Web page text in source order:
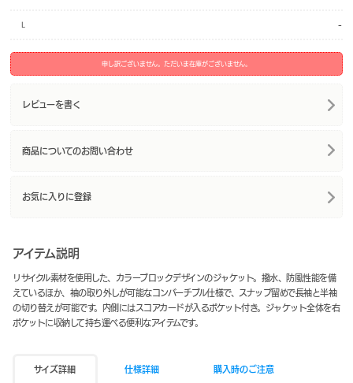
-
申し訳ございません。ただいま在庫がございません。
レビューを書く
商品についてのお問い合わせ
お気に入りに登録
アイテム説明
リサイクル素材を使用した、カラーブロックデザインのジャケット。撥水、防風性能を備
えているほか、袖の取り外しが可能なコンバーチブル仕様で、スナップ留めで長袖と半袖
の切り替えが可能です。内側にはスコアカードが入るポケット付き。ジャケット全体を右
ポケットに収納して持ち運べる便利なアイテムです。
サイズ詳細 仕様詳細 購入時のご注意